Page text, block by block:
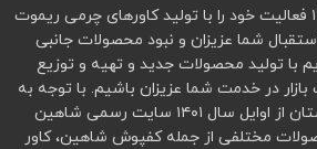
شاهین لوکس از سال ۱۴۰۰ فعالیت خود را با تولید کاورهای چرمی ریموت
استقبال شما عزیزان و نبود محصولات جانبی
با تولید محصولات جدید و تهیه و توزیع
در خدمت شما عزیزان باشیم. با توجه به
استقبال گسترده شما دوستان از اوایل سال ۱۴۰۱ سایت رسمی شاهین
مختلفی از جمله کفپوش شاهین، کاور